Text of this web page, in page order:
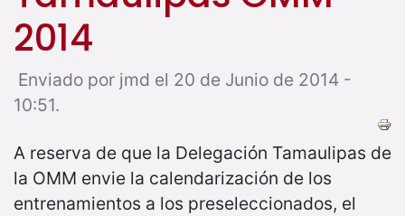
2014
Enviado por jmd el 20 de Junio de 2014 -
10:51.
A reserva de que la Delegación Tamaulipas de
la OMM envie la calendarización de los
entrenamientos a los preseleccionados, el